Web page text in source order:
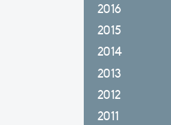
2016
2015
2014
2013
2012
2011